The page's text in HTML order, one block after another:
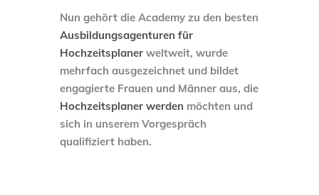
Nun gehört die Academy zu den besten
Ausbildungsagenturen für
Hochzeitsplaner weltweit, wurde
mehrfach ausgezeichnet und bildet
engagierte Frauen und Männer aus, die
Hochzeitsplaner werden möchten und
sich in unserem Vorgespräch
qualifiziert haben.